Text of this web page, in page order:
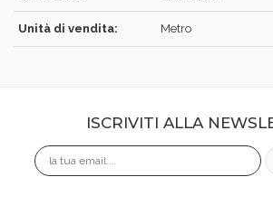
Unità di vendita: Metro
ISCRIVITI ALLA
Email